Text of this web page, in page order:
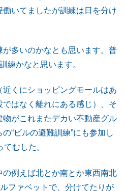
いてましたが訓練は日を分け
多いのかなとも思います。普
練かなと思います。
くにショッピングモールはあ
ではなく離れにある感じ）、そ
がこれまたデカい不動産グル
“ビルの避難訓練”にも参加し
むした。
例えば北とか南とか東西南北
ファベットで、分けてたりが